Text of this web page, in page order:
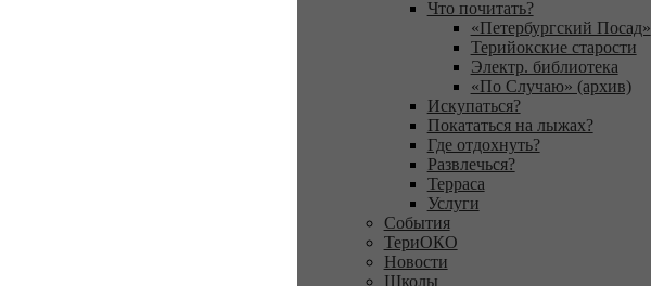
Что почитать?
«Петербургский Посад»
Терийокские старости
Электр. библиотека
«По Случаю» (архив)
Искупаться?
Покататься на лыжах?
Где отдохнуть?
Развлечься?
Терраса
Услуги
События
ТериОКО
Новости
Школы